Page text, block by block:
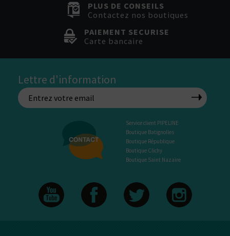
PLUS DE CONSEILS
Contactez nos boutiques
PAIEMENT SECURISE
Carte bancaire
Lettre d'information
Service client PIPELINE
Boutique Batignolles
Boutique République
Boutique Clichy
Boutique Saint Nazaire